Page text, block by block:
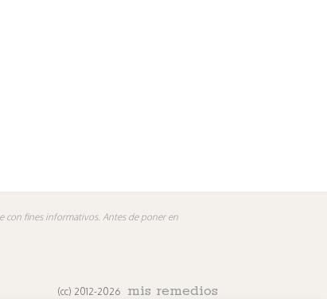
con fines informativos. Antes de poner en
(cc) 2012-2026 mis remedios